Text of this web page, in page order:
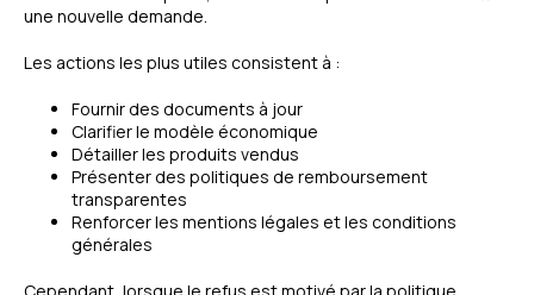
une nouvelle demande.
Les actions les plus utiles consistent à :
Fournir des documents à jour
Clarifier le modèle économique
Détailler les produits vendus
Présenter des politiques de remboursement
transparentes
Renforcer les mentions légales et les conditions
générales